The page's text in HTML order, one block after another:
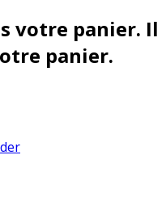
votre panier. Il
panier.